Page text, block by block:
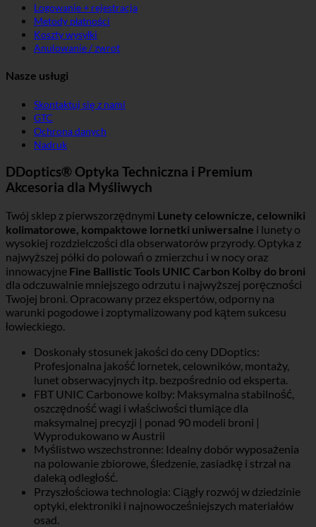
Logowanie + rejestracja
Metody płatności
Koszty wysyłki
Anulowanie / zwrot
Nasze usługi
Skontaktuj się z nami
GTC
Ochrona danych
Nadruk
DDoptics® Optyka Techniczna i Premium
Akcesoria dla Myśliwych
Twój sklep z pierwszorzędnymi Lunety celownicze, celowniki
kolimatorowe, kompaktowe lornetki uniwersalne i lunety o
wysokiej rozdzielczości dla obserwatorów przyrody. Optyka z
najwyższej półki do polowań o zmierzchu i w nocy oraz
innowacyjne Fine Ballistic Tools UNIC Carbon Kolby do broni
dla odczuwalnie mniejszego odrzutu i najwyższej poręczności
Twojej broni. Opracowany przez ekspertów, odporny na
warunki pogodowe i zoptymalizowany pod kątem sukcesu
łowieckiego.
Doskonały stosunek jakości do ceny DDoptics:
Profesjonalna jakość lornetek, celowników, montaży,
lunet obserwacyjnych itp. bezpośrednio od eksperta.
FBT UNIC Carbonowe kolby: Maksymalna stabilność,
oszczędność wagi i właściwości tłumiące dla
maksymalnej precyzji | ponad 90 modeli broni |
Wyprodukowano w Austrii
Myślistwo wszechstronne: Idealny dobór wyposażenia
na polowanie zbiorowe, śledzenie, zasiadkę i strzał na
daleką odległość.
Przyszłościowa technologia: Ciągły rozwój w dziedzinie
optyki, elektroniki i najnowocześniejszych materiałów
osad.